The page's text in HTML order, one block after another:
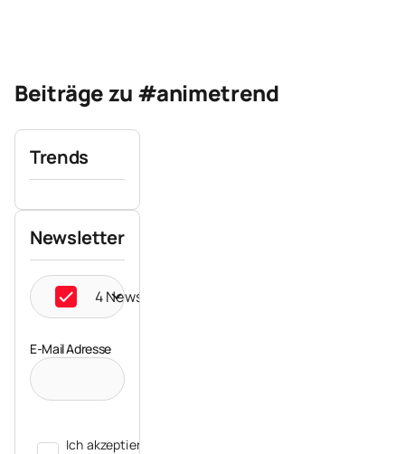
Beiträge zu #animetrend
Trends
Newsletter
4 Newsletter ausgewählt
E-Mail Adresse
Ich akzeptiere die